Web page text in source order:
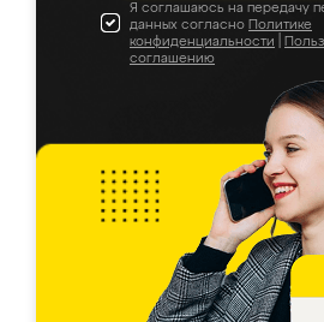
Я соглашаюсь на передачу
данных согласно Политике
конфиденциальности
соглашению